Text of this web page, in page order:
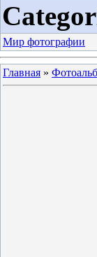
Мир фотографии
Главная »